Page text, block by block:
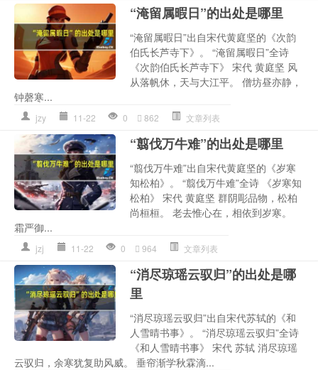
“淹留属暇日”的出处是哪里
“淹留属暇日”出自宋代黄庭坚的《次韵
伯氏长芦寺下》。 “淹留属暇日”全诗
《次韵伯氏长芦寺下》 宋代 黄庭坚 风
从落帆休，天与大江平。 僧坊昼亦静，
钟磬寒...
jzy 11-22 0 862 文章列表
“翦伐万牛难”的出处是哪里
“翦伐万牛难”出自宋代黄庭坚的《岁寒
知松柏》。 “翦伐万牛难”全诗 《岁寒知
松柏》 宋代 黄庭坚 群阴彫品物，松柏
尚桓桓。 老去惟心在，相依到岁寒。
霜严御...
jzj 11-22 0 964 文章列表
“消尽琼瑶云驭归”的出处是哪
里
“消尽琼瑶云驭归”出自宋代苏轼的《和
人雪晴书事》。 “消尽琼瑶云驭归”全诗
《和人雪晴书事》 宋代 苏轼 消尽琼瑶
云驭归，余寒犹复助风威。 垂帘渐学秋霖滴...